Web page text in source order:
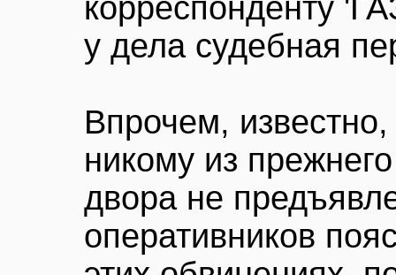
корреспонденту
у дела судебная
Впрочем,
никому из
двора не
оперативников